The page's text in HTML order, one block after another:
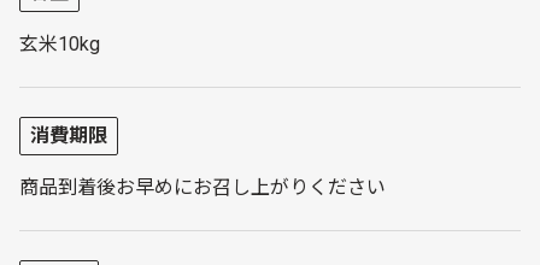
玄米10kg
消費期限
商品到着後お早めにお召し上がりください